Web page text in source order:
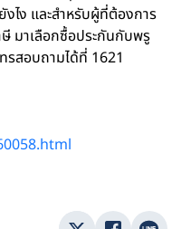
ไง และสำหรับผู้ที่ต้องการ
มาเลือกซื้อประกันกับพรู
รสอบถามได้ที่ 1621